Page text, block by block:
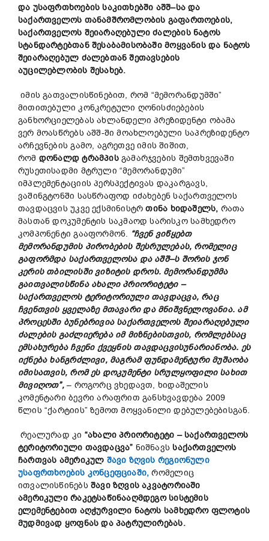
და უსაფრთხოების საკითხებში აშშ–სა და
საქართველოს თანამშრომლობის გაფართოების,
საქართველოს შეიარაღებული ძალების ნატოს
სტანდარტებთან შესაბამისობაში მოყვანის და ნატოს
შეიარაღებულ ძალებთან შეთავსების
აუცილებლობის შესახებ.
იმის გათვალისწინებით, რომ “მემორანდუმში”
მითითებული კონკრეტული ღონისძიებების
განხორციელებას ახლანდელი პრეზიდენტი ობამა
ვერ მოასწრებს აშშ-ში მოახლოებული საპრეზიდენტო
არჩევნების გამო, აგრეთვე იმის შიშით,
რომ დონალდ ტრამპისგამარჯვების შემთხვევაში
რუსეთისადმი მტრული “მემორანდუმი”
იმპლემენტაციის პერსპექტივას დაკარგავს,
ვაშინგტონში სასწრაფოდ იძახებენ საქართველოს
თავდაცვის უკვე ექსმინისტრთინა ხიდაშელს, რათა
მასთან დოკუმენტის საკმაოდ სარისკო სამხედრო
კომპონენტი გააფორმონ. “ჩვენ ვიწყებთ
მემორანდუმის პირობების შესრულებას, რომელიც
გაფორმდა საქართველოსა და აშშ–ს შორის ჯონ
კერის თბილისში ვიზიტის დროს. მემორანდუმმა
გაითვალისწინა ახალი პრიორიტეტი–
საქართველოს ტერიტორიული თავდაცვა, რაც
ჩვენთვის ყველაზე მთავარი და მნიშვნელოვანია. ამ
პროცესში ბუნებრივია საქართველოს შეიარაღებული
ძალების გაძლიერება იმ მიზნებისთვის, რომლებსაც
ემსახურება ჩვენი ქვეყნის თავდაცვისუნარიანობა. ეს
იქნება ხანგრძლივი, მაგრამ ფუნდამენტური მუშაობა
იმისათვის, რომ ეს დოკუმენტი სრულყოფილი სახით
მივიღოთ”,– როგორც ვხედავთ, ხიდაშელის
კომენტარი ბევრი არაფრით განსხვავდება 2009
წლის “ქარტიის” ზემოთ მოყვანილი დებულებებისგან.
რეალურად კი “ახალი პრიორიტეტი –საქართველოს
ტერიტორიული თავდაცვა” ნიშნავსსაქართველოს
ჩართვას ამერიკულ შავი ზღვის რეგიონული
უსაფრთხოების კონცეფციაში, რომელიც
ითვალისწინებს შავი ზღვის აკვატორიაში
ამერიკული რაკეტსაწინააღმდეგო სისტემის
ელემენტებით აღჭურვილი ნატოს სამხედრო ფლოტის
მუდმივად ყოფნას და პატრულირებას.